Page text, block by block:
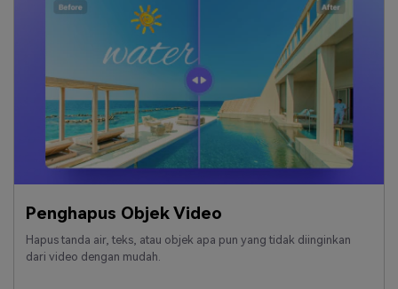
Penghapus Objek Video
Hapus tanda air, teks, atau objek apa pun yang tidak diinginkan
dari video dengan mudah.